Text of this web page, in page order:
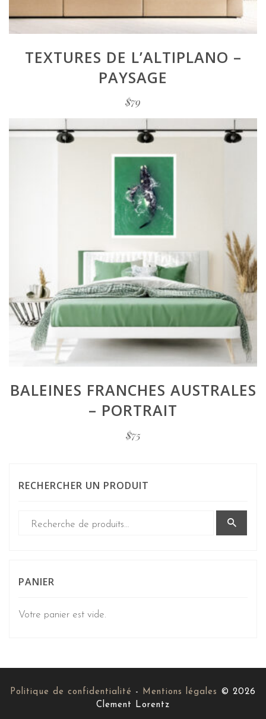
TEXTURES DE L’ALTIPLANO –
PAYSAGE
$79
BALEINES FRANCHES AUSTRALES
– PORTRAIT
$75
RECHERCHER UN PRODUIT
PANIER
Votre panier est vide.
Politique de confidentialité - Mentions légales © 2026
Clement Lorentz